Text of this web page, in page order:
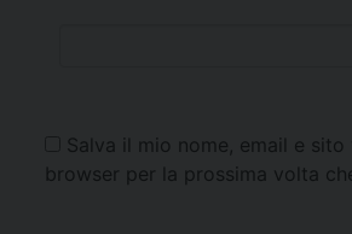
Salva il mio nome, email e
browser per la prossima volta